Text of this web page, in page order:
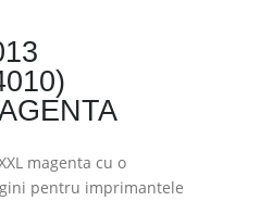
magenta cu o
pentru imprimantele